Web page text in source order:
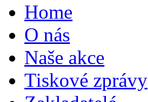
Home
O nás
Naše akce
Tiskové zprávy